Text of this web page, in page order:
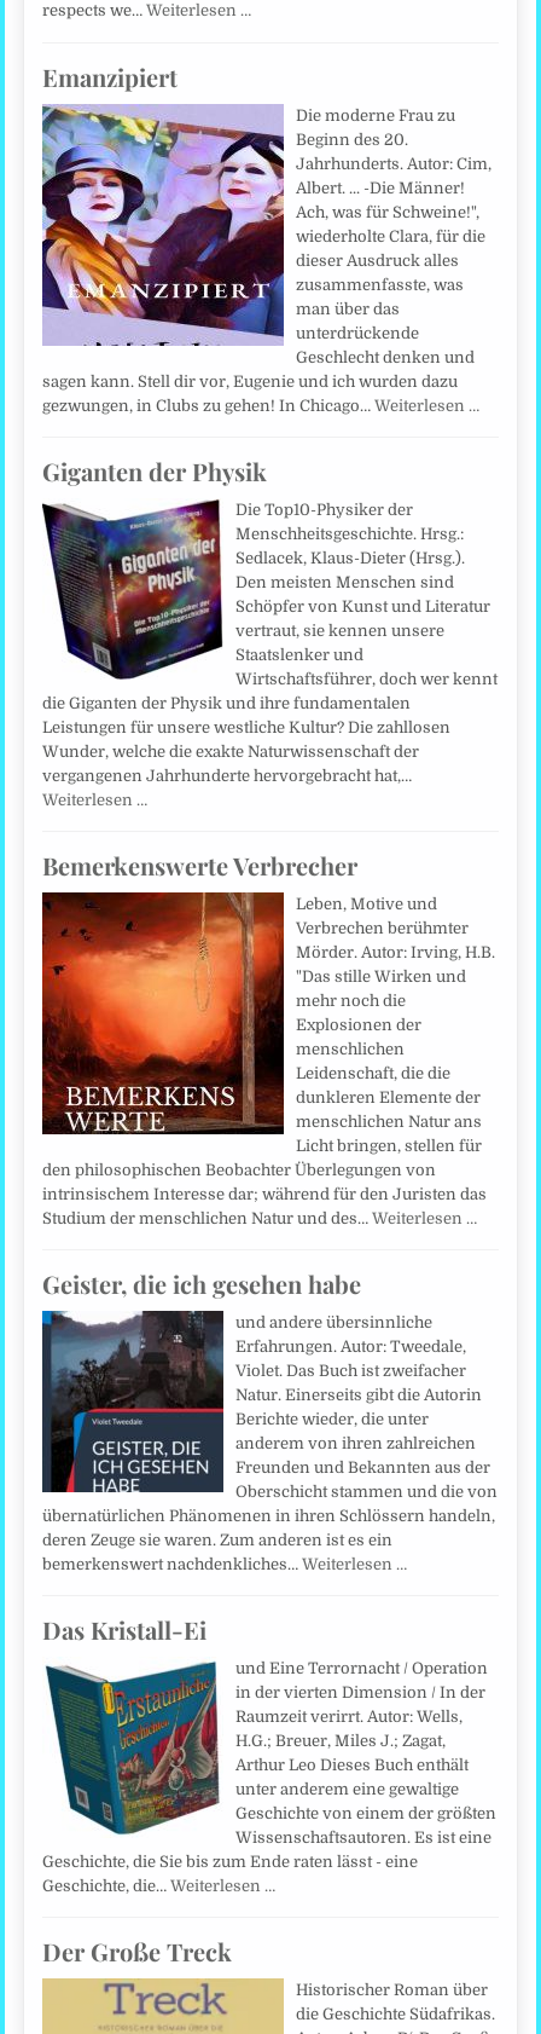
respects we…Weiterlesen …
Emanzipiert
Die moderne Frau zu
Beginn des 20.
Jahrhunderts. Autor: Cim,
Albert. ... -Die Männer!
Ach, was für Schweine!",
wiederholte Clara, für die
dieser Ausdruck alles
zusammenfasste, was
man über das
unterdrückende
Geschlecht denken und
sagen kann. Stell dir vor, Eugenie und ich wurden dazu
gezwungen, in Clubs zu gehen! In Chicago…Weiterlesen …
Giganten der Physik
Die Top10-Physiker der
Menschheitsgeschichte. Hrsg.:
Sedlacek, Klaus-Dieter (Hrsg.).
Den meisten Menschen sind
Schöpfer von Kunst und Literatur
vertraut, sie kennen unsere
Staatslenker und
Wirtschaftsführer, doch wer kennt
die Giganten der Physik und ihre fundamentalen
Leistungen für unsere westliche Kultur? Die zahllosen
Wunder, welche die exakte Naturwissenschaft der
vergangenen Jahrhunderte hervorgebracht hat,…
Weiterlesen …
Bemerkenswerte Verbrecher
Leben, Motive und
Verbrechen berühmter
Mörder. Autor: Irving, H.B.
"Das stille Wirken und
mehr noch die
Explosionen der
menschlichen
Leidenschaft, die die
dunkleren Elemente der
menschlichen Natur ans
Licht bringen, stellen für
den philosophischen Beobachter Überlegungen von
intrinsischem Interesse dar; während für den Juristen das
Studium der menschlichen Natur und des…Weiterlesen …
Geister, die ich gesehen habe
und andere übersinnliche
Erfahrungen. Autor: Tweedale,
Violet. Das Buch ist zweifacher
Natur. Einerseits gibt die Autorin
Berichte wieder, die unter
anderem von ihren zahlreichen
Freunden und Bekannten aus der
Oberschicht stammen und die von
übernatürlichen Phänomenen in ihren Schlössern handeln,
deren Zeuge sie waren. Zum anderen ist es ein
bemerkenswert nachdenkliches…Weiterlesen …
Das Kristall-Ei
und Eine Terrornacht / Operation
in der vierten Dimension / In der
Raumzeit verirrt. Autor: Wells,
H.G.; Breuer, Miles J.; Zagat,
Arthur Leo Dieses Buch enthält
unter anderem eine gewaltige
Geschichte von einem der größten
Wissenschaftsautoren. Es ist eine
Geschichte, die Sie bis zum Ende raten lässt - eine
Geschichte, die…Weiterlesen …
Der Große Treck
Historischer Roman über
die Geschichte Südafrikas.